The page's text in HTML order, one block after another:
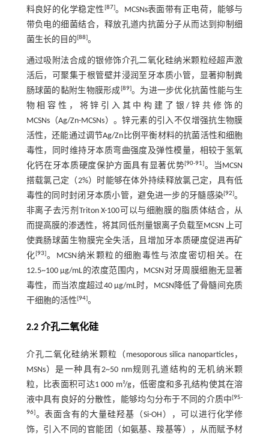
料良好的化学稳定性[87]。MCSNs表面带有正电荷，能够与
带负电的细菌结合，释放孔道内抗菌分子从而达到抑制细
菌生长的目的[88]。
通过吸附法合成的银修饰介孔二氧化硅纳米颗粒经超声激
活后，可聚集于根管壁并浸润至牙本质小管，显著抑制粪
肠球菌的黏附生物膜形成[89]。为进一步优化抗菌性能与生
物相容性，将锌引入其中构建了银/锌共修饰的
MCSNs（Ag/Zn-MCSNs）。锌元素的引入不仅增强抗生物膜
活性，还能通过调节Ag/Zn比例平衡材料的抗菌活性和细胞
毒性，同时维持牙本质弯曲强度及弹性模量，相较于氢氧
化钙在牙本质硬度保护方面具有显著优势[90-91]。当MCSN
搭载氯己定（2%）时能够在体外持续释放氯己定，具有低
毒性的同时封闭牙本质小管，避免进一步的牙髓感染[92]。
非离子去污剂Triton X-100可以与细胞膜的脂质体结合，从
而提高膜的渗透性，将其同低剂量银离子负载至MCSN 上可
使粪肠球菌生物膜完全失活，且增加牙本质硬度促进再矿
化[93]。MCSN纳米颗粒的细胞毒性与浓度密切相关。在
12.5~100 μg/mL的浓度范围内，MCSN对牙周膜细胞无显著
毒性，而当浓度超过40 μg/mL时，MCSN降低了骨髓间充质
干细胞的活性[94]。
2.2 介孔二氧化硅
介孔二氧化硅纳米颗粒（mesoporous silica nanoparticles，
MSNs）是一种具有2~50 nm规则孔道结构的无机纳米颗
粒，比表面积可达1 000 m²/g，低密度和多孔结构使其在溶
液中具有良好的分散性，能够均匀分布于不同的介质中[95-
96]。表面含有的大量硅羟基（Si-OH），可以进行化学修
饰，引入不同的官能团（如氨基、羧基等），从而赋予材